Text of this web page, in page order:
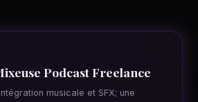
Podcast Freelance
musicale et SFX; une